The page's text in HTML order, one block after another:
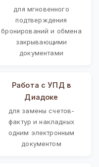
для мгновенного
подтверждения
бронирований и обмена
закрывающими
документами
Работа с УПД в
Диадоке
для замены счетов-
фактур и накладных
одним электронным
документом